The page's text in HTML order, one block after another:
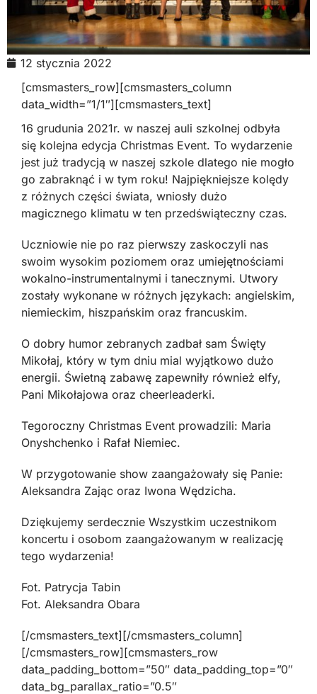
12 stycznia 2022
[cmsmasters_row][cmsmasters_column
data_width=”1/1″][cmsmasters_text]
16 grudunia 2021r. w naszej auli szkolnej odbyła
się kolejna edycja Christmas Event. To wydarzenie
jest już tradycją w naszej szkole dlatego nie mogło
go zabraknąć i w tym roku! Najpiękniejsze kolędy
z różnych części świata, wniosły dużo
magicznego klimatu w ten przedświąteczny czas.
Uczniowie nie po raz pierwszy zaskoczyli nas
swoim wysokim poziomem oraz umiejętnościami
wokalno-instrumentalnymi i tanecznymi. Utwory
zostały wykonane w różnych językach: angielskim,
niemieckim, hiszpańskim oraz francuskim.
O dobry humor zebranych zadbał sam Święty
Mikołaj, który w tym dniu mial wyjątkowo dużo
energii. Świetną zabawę zapewniły również elfy,
Pani Mikołajowa oraz cheerleaderki.
Tegoroczny Christmas Event prowadzili: Maria
Onyshchenko i Rafał Niemiec.
W przygotowanie show zaangażowały się Panie:
Aleksandra Zając oraz Iwona Wędzicha.
Dziękujemy serdecznie Wszystkim uczestnikom
koncertu i osobom zaangażowanym w realizację
tego wydarzenia!
Fot. Patrycja Tabin
Fot. Aleksandra Obara
[/cmsmasters_text][/cmsmasters_column]
[/cmsmasters_row][cmsmasters_row
data_padding_bottom=”50″ data_padding_top=”0″
data_bg_parallax_ratio=”0.5″